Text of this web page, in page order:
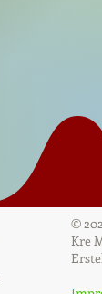
©
Kre